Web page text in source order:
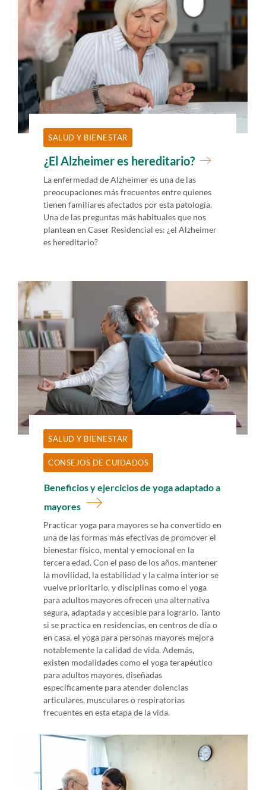
d
o
p
r
n
c
SALUD Y BIENESTAR
¿El Alzheimer es hereditario?
La enfermedad de Alzheimer es una de las
preocupaciones más frecuentes entre quienes
tienen familiares afectados por esta patología.
Una de las preguntas más habituales que nos
plantean en Caser Residencial es: ¿el Alzheimer
es hereditario?
SALUD Y BIENESTAR
CONSEJOS DE CUIDADOS
Beneficios y ejercicios de yoga adaptado a
mayores
Practicar yoga para mayores se ha convertido en
una de las formas más efectivas de promover el
bienestar físico, mental y emocional en la
tercera edad. Con el paso de los años, mantener
la movilidad, la estabilidad y la calma interior se
vuelve prioritario, y disciplinas como el yoga
para adultos mayores ofrecen una alternativa
segura, adaptada y accesible para lograrlo. Tanto
si se practica en residencias, en centros de día o
en casa, el yoga para personas mayores mejora
notablemente la calidad de vida. Además,
existen modalidades como el yoga terapéutico
para adultos mayores, diseñadas
específicamente para atender dolencias
articulares, musculares o respiratorias
frecuentes en esta etapa de la vida.